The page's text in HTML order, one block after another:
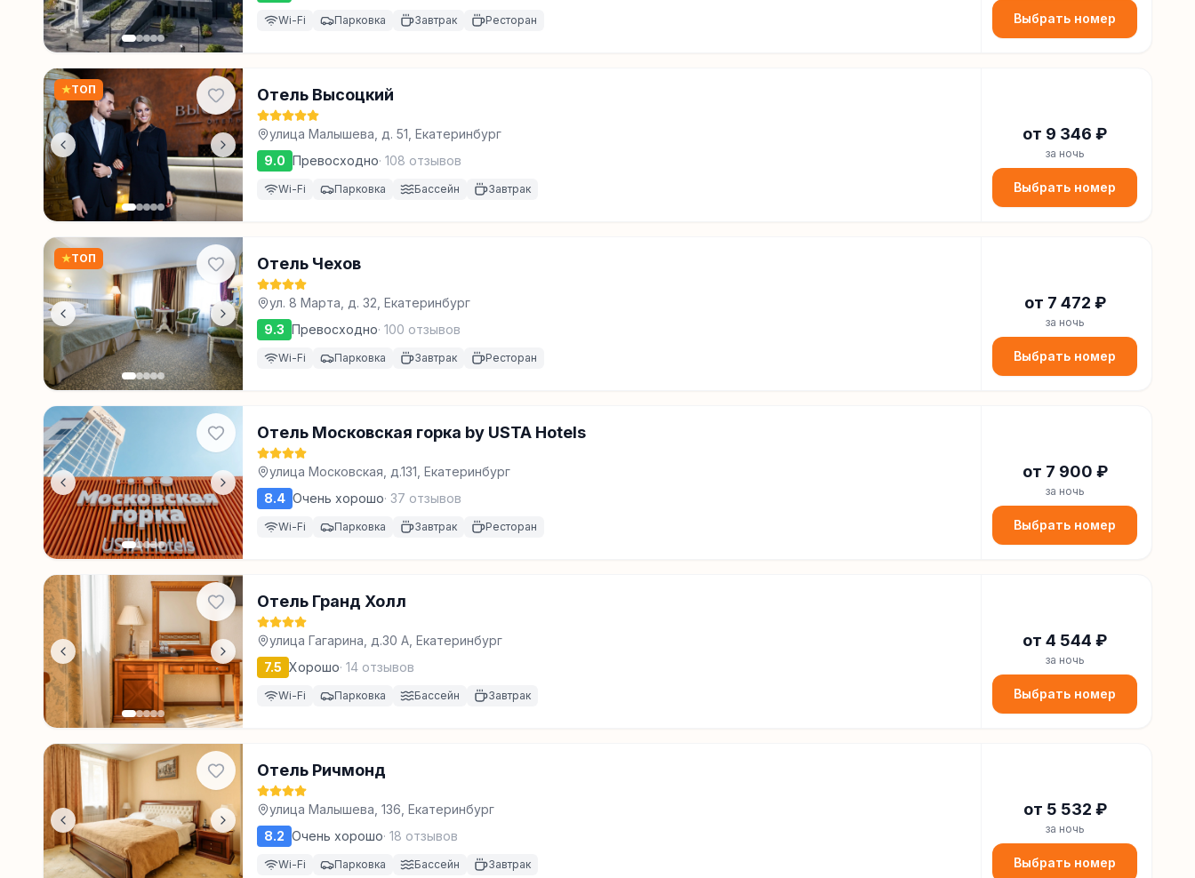
Wi-Fi Парковка Завтрак Ресторан Выбрать номер
★ТОП Отель Высоцкий
улица Малышева, д. 51, Екатеринбург
9.0 Превосходно· 108 отзывов
Wi-Fi Парковка Бассейн Завтрак
от 9 346 ₽
за ночь
Выбрать номер
★ТОП Отель Чехов
ул. 8 Марта, д. 32, Екатеринбург
9.3 Превосходно· 100 отзывов
Wi-Fi Парковка Завтрак Ресторан
от 7 472 ₽
за ночь
Выбрать номер
Отель Московская горка by USTA Hotels
улица Московская, д.131, Екатеринбург
8.4 Очень хорошо· 37 отзывов
Wi-Fi Парковка Завтрак Ресторан
от 7 900 ₽
за ночь
Выбрать номер
Отель Гранд Холл
улица Гагарина, д.30 А, Екатеринбург
7.5 Хорошо· 14 отзывов
Wi-Fi Парковка Бассейн Завтрак
от 4 544 ₽
за ночь
Выбрать номер
Отель Ричмонд
улица Малышева, 136, Екатеринбург
8.2 Очень хорошо· 18 отзывов
Wi-Fi Парковка Бассейн Завтрак
от 5 532 ₽
за ночь
Выбрать номер